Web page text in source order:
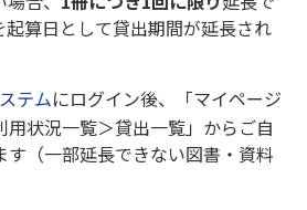
起算日として貸出期間が延長され
テムにログイン後、「マイページ
用状況一覧＞貸出一覧」からご自
（一部延長できない図書・資料